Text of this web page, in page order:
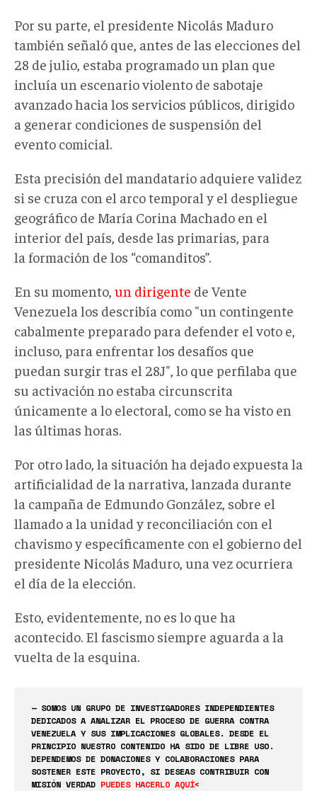
Por su parte, el presidente Nicolás Maduro
también señaló que, antes de las elecciones del
28 de julio, estaba programado un plan que
incluía un escenario violento de sabotaje
avanzado hacia los servicios públicos, dirigido
a generar condiciones de suspensión del
evento comicial.
Esta precisión del mandatario adquiere validez
si se cruza con el arco temporal y el despliegue
geográfico de María Corina Machado en el
interior del país, desde las primarias, para
la formación de los “comanditos”.
En su momento, un dirigente de Vente
Venezuela los describía como "un contingente
cabalmente preparado para defender el voto e,
incluso, para enfrentar los desafíos que
puedan surgir tras el 28J", lo que perfilaba que
su activación no estaba circunscrita
únicamente a lo electoral, como se ha visto en
las últimas horas.
Por otro lado, la situación ha dejado expuesta la
artificialidad de la narrativa, lanzada durante
la campaña de Edmundo González, sobre el
llamado a la unidad y reconciliación con el
chavismo y específicamente con el gobierno del
presidente Nicolás Maduro, una vez ocurriera
el día de la elección.
Esto, evidentemente, no es lo que ha
acontecido. El fascismo siempre aguarda a la
vuelta de la esquina.
— SOMOS UN GRUPO DE INVESTIGADORES INDEPENDIENTES
DEDICADOS A ANALIZAR EL PROCESO DE GUERRA CONTRA
VENEZUELA Y SUS IMPLICACIONES GLOBALES. DESDE EL
PRINCIPIO NUESTRO CONTENIDO HA SIDO DE LIBRE USO.
DEPENDEMOS DE DONACIONES Y COLABORACIONES PARA
SOSTENER ESTE PROYECTO, SI DESEAS CONTRIBUIR CON
MISIÓN VERDAD PUEDES HACERLO AQUÍ<